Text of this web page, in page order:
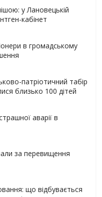
у Лановецькій
кабінет
в громадському
патріотичний табір
близько 100 дітей
аварії в
за перевищення
що відбувається